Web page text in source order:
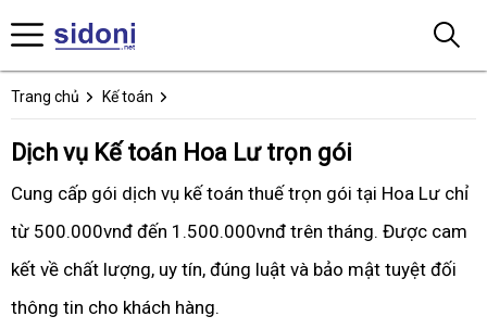
Trang chủ Kế toán
Dịch vụ Kế toán Hoa Lư trọn gói
Cung cấp gói dịch vụ kế toán thuế trọn gói tại Hoa Lư chỉ
từ 500.000vnđ đến 1.500.000vnđ trên tháng. Được cam
kết về chất lượng, uy tín, đúng luật và bảo mật tuyệt đối
thông tin cho khách hàng.